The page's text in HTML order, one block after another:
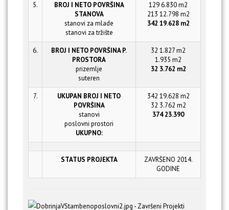
5.
BROJ I NETO POVRŠINA
STANOVA
stanovi za mlade
stanovi za tržište
129 6.830 m2
213 12.798 m2
342 19.628 m2
6.
BROJ I NETO POVRŠINA P.
PROSTORA
prizemlje
suteren
32 1.827 m2
1.935 m2
32 3.762 m2
7.
UKUPAN BROJ I NETO
POVRŠINA
stanovi
poslovni prostori
UKUPNO:
342 19.628 m2
32 3.762 m2
374 23.390
STATUS PROJEKTA
ZAVRŠENO 2014.
GODINE